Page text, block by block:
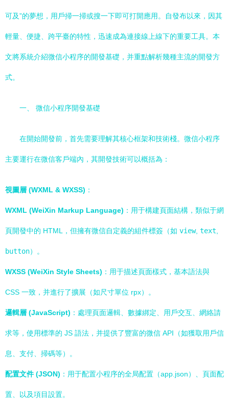
可及”的夢想，用戶掃一掃或搜一下即可打開應用。自發布以來，因其
輕量、便捷、跨平臺的特性，迅速成為連接線上線下的重要工具。本
文將系統介紹微信小程序的開發基礎，并重點解析幾種主流的開發方
式。
一、 微信小程序開發基礎
在開始開發前，首先需要理解其核心框架和技術棧。微信小程序
主要運行在微信客戶端內，其開發技術可以概括為：
視圖層 (WXML & WXSS) ：
WXML (WeiXin Markup Language) ：用于構建頁面結構，類似于網
頁開發中的 HTML，但擁有微信自定義的組件標簽（如 view, text
button）。
WXSS (WeiXin Style Sheets) ：用于描述頁面樣式，基本語法與
CSS 一致，并進行了擴展（如尺寸單位 rpx）。
邏輯層 (JavaScript) ：處理頁面邏輯、數據綁定、用戶交互、網絡請
求等，使用標準的 JS 語法，并提供了豐富的微信 API（如獲取用戶信
息、支付、掃碼等）。
配置文件 (JSON) ：用于配置小程序的全局配置（app.json）、頁面配
置、以及項目設置。